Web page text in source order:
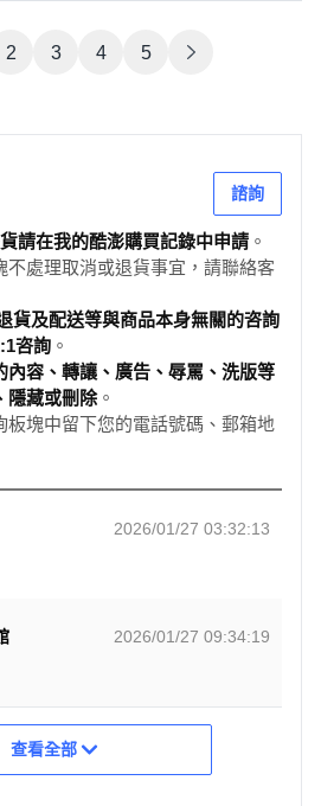
2 3 4 5
諮詢
請在我的酷澎購買記錄中申請 。
不處理取消或退貨事宜，請聯絡客
貨及配送等與商品本身無關的咨詢
咨詢 。
內容、轉讓、廣告、辱罵、洗版等
隱藏或刪除。
板塊中留下您的電話號碼、郵箱地
2026/01/27 03:32:13
2026/01/27 09:34:19
查看全部